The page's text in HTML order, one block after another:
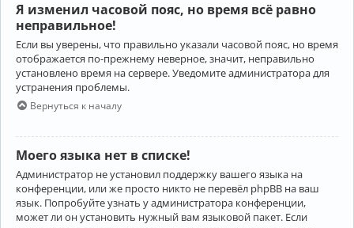
Я изменил часовой пояс, но время всё равно
неправильное!
Если вы уверены, что правильно указали часовой пояс, но время
отображается по-прежнему неверное, значит, неправильно
установлено время на сервере. Уведомите администратора для
устранения проблемы.
Вернуться к началу
Моего языка нет в списке!
Администратор не установил поддержку вашего языка на
конференции, или же просто никто не перевёл phpBB на ваш
язык. Попробуйте узнать у администратора конференции,
может ли он установить нужный вам языковой пакет. Если